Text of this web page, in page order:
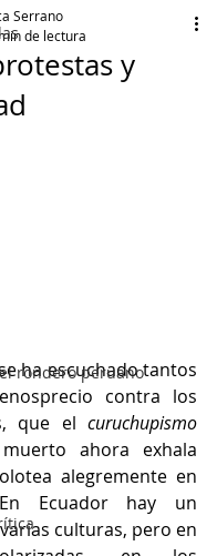
rondero peruano
y
Serrano
de lectura
ha escuchado tantos
contra los
que el curuchupismo
ahora exhala
alegremente en
Ecuador hay un
culturas, pero en